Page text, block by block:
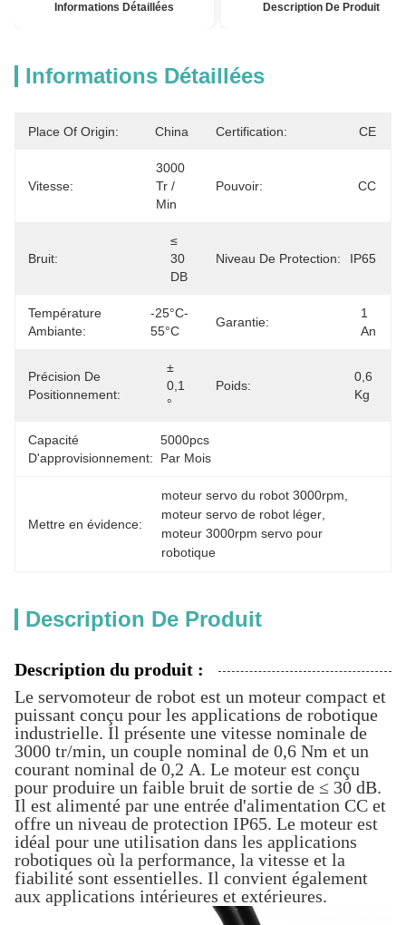
Informations Détaillées Description De Produit
Informations Détaillées
Place Of Origin: China Certification: CE
Vitesse:
3000
Tr /
Min
Pouvoir: CC
Bruit:
≤
30
DB
Niveau De Protection: IP65
Température
Ambiante:
-25°C-
55°C
Garantie:
1
An
Précision De
Positionnement:
±
0,1
°
Poids:
0,6
Kg
Capacité
D'approvisionnement:
5000pcs
Par Mois
Mettre en évidence:
moteur servo du robot 3000rpm
moteur servo de robot léger
moteur 3000rpm servo pour
robotique
Description De Produit
Description du produit :
Le servomoteur de robot est un moteur compact et
puissant conçu pour les applications de robotique
industrielle. Il présente une vitesse nominale de
3000 tr/min, un couple nominal de 0,6 Nm et un
courant nominal de 0,2 A. Le moteur est conçu
pour produire un faible bruit de sortie de ≤ 30 dB.
Il est alimenté par une entrée d'alimentation CC et
offre un niveau de protection IP65. Le moteur est
idéal pour une utilisation dans les applications
robotiques où la performance, la vitesse et la
fiabilité sont essentielles. Il convient également
aux applications intérieures et extérieures.